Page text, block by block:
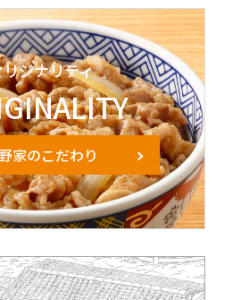
ジナリティ
家のこだわり